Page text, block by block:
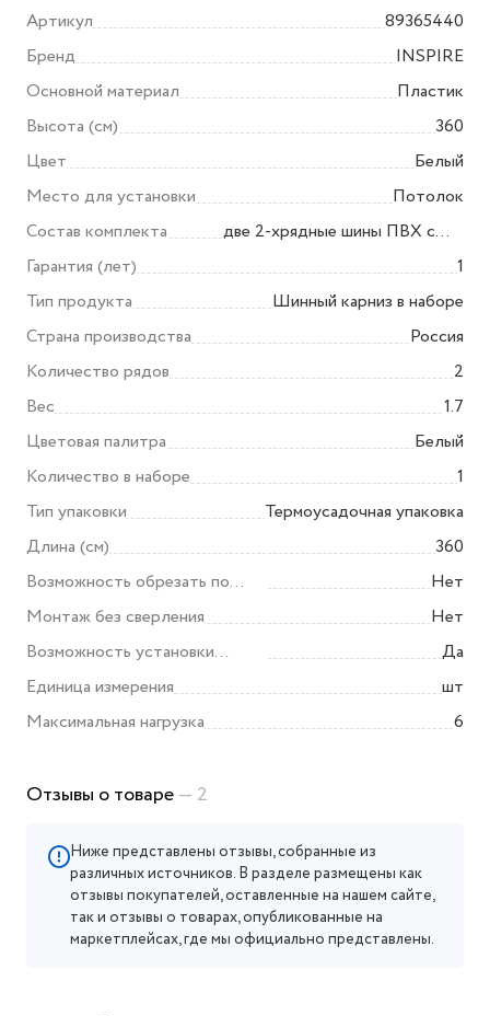
Артикул
89365440
Бренд
INSPIRE
Основной материал
Пластик
Высота (см)
360
Цвет
Белый
Место для установки
Потолок
Состав комплекта
две 2-хрядные шины ПВХ с
заглушка-6шт, дюбель-6 шт,
шт, шуруп-6 шт) все в индивид.
упаковке
Гарантия (лет)
1
Тип продукта
Шинный карниз в наборе
Страна производства
Россия
Количество рядов
2
Вес
1.7
Цветовая палитра
Белый
Количество в наборе
1
Тип упаковки
Термоусадочная упаковка
Длина (см)
360
Возможность обрезать по
размеру
Нет
Монтаж без сверления
Нет
Возможность установки
бленды
Да
Единица измерения
шт
Максимальная нагрузка
6
Отзывы о товаре— 2
Ниже представлены отзывы, собранные из
различных источников. В разделе размещены как
отзывы покупателей, оставленные на нашем сайте,
так и отзывы о товарах, опубликованные на
маркетплейсах, где мы официально представлены.